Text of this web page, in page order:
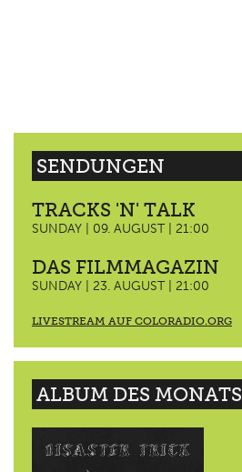
SENDUNGEN
TRACKS 'N' TALK
SUNDAY | 09. AUGUST | 21:00
DAS FILMMAGAZIN
SUNDAY | 23. AUGUST | 21:00
LIVESTREAM AUF COLORADIO.ORG
ALBUM DES MONATS